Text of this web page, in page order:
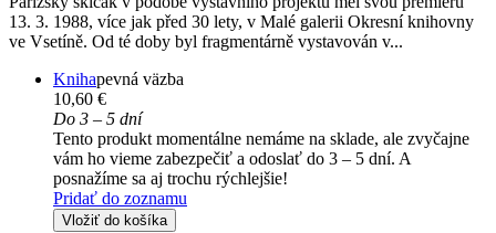
13. 3. 1988, více jak před 30 lety, v Malé galerii Okresní knihovny
ve Vsetíně. Od té doby byl fragmentárně vystavován v...
Knihapevná väzba
10,60 €
Do 3 – 5 dní
Tento produkt momentálne nemáme na sklade, ale zvyčajne
vám ho vieme zabezpečiť a odoslať do 3 – 5 dní. A
posnažíme sa aj trochu rýchlejšie!
Pridať do zoznamu
Vložiť do košíka